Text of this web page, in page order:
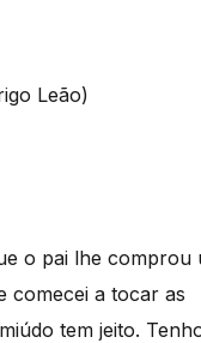
Leão)
o pai lhe comprou
comecei a tocar as
tem jeito.